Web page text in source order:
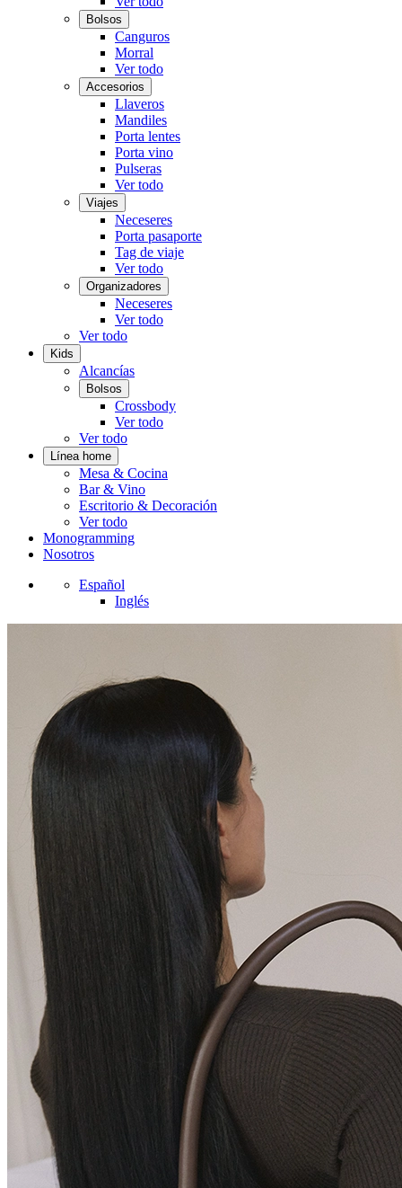
Bolsos
Canguros
Morral
Ver todo
Accesorios
Llaveros
Mandiles
Porta lentes
Porta vino
Pulseras
Ver todo
Viajes
Neceseres
Porta pasaporte
Tag de viaje
Ver todo
Organizadores
Neceseres
Ver todo
Ver todo
Kids
Alcancías
Bolsos
Crossbody
Ver todo
Ver todo
Línea home
Mesa & Cocina
Bar & Vino
Escritorio & Decoración
Ver todo
Monogramming
Nosotros
Español
Inglés